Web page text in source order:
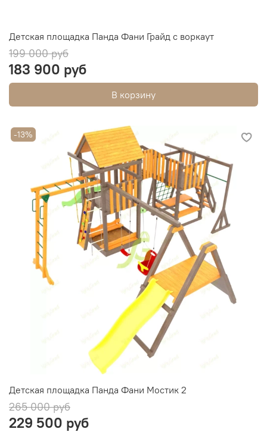
Детская площадка Панда Фани Грайд с воркаут
199 000 руб
183 900 руб
В корзину
-13%
Детская площадка Панда Фани Мостик 2
265 000 руб
229 500 руб